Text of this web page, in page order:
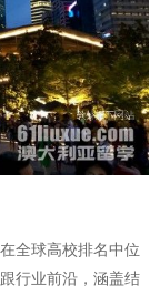
全球高校排名中位
行业前沿，涵盖结